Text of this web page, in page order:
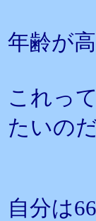
年齢が
これっ
たいの
自分は